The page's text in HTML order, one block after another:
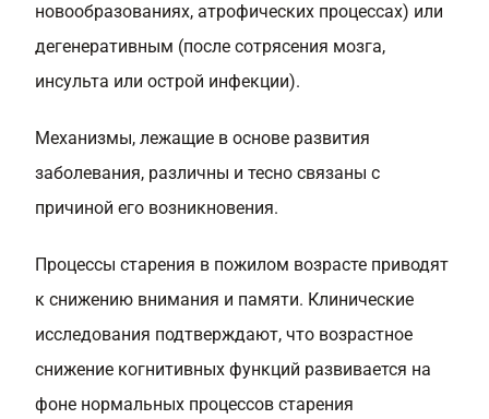
новообразованиях, атрофических процессах) или
дегенеративным (после сотрясения мозга,
инсульта или острой инфекции).
Механизмы, лежащие в основе развития
заболевания, различны и тесно связаны с
причиной его возникновения.
Процессы старения в пожилом возрасте приводят
к снижению внимания и памяти. Клинические
исследования подтверждают, что возрастное
снижение когнитивных функций развивается на
фоне нормальных процессов старения